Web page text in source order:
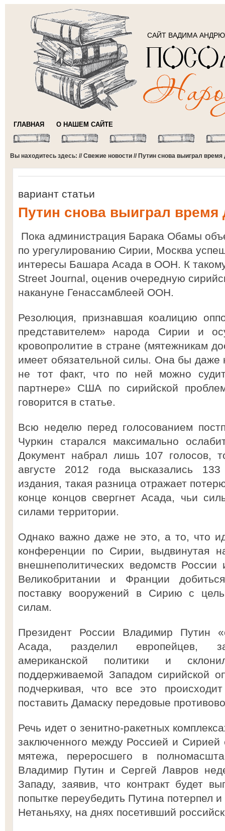
САЙТ ВАДИМА
ГЛАВНАЯ О НАШЕМ САЙТЕ
Вы находитесь здесь: //Свежие новости // Путин снова выиграл
вариант статьи
Путин снова выиграл время
Пока администрация Барака Обамы
по урегулированию Сирии, Москва
интересы Башара Асада в ООН. К
Street Journal, оценив очередную
накануне Генассамблеей ООН.
Резолюция, признавшая коалицию
представителем» народа Сирии и
кровопролитие в стране (мятежникам
имеет обязательной силы. Она бы даже
не тот факт, что по ней можно
партнере» США по сирийской
говорится в статье.
Всю неделю перед голосованием
Чуркин старался максимально
Документ набрал лишь 107 голосов,
августе 2012 года высказались
издания, такая разница отражает
конце концов свергнет Асада, чьи
силами территории.
Однако важно даже не это, а то, что
конференции по Сирии, выдвинутая
внешнеполитических ведомств
Великобритании и Франции
поставку вооружений в Сирию с
силам.
Президент России Владимир Путин
Асада, разделил европейцев,
американской политики и
поддерживаемой Западом сирийской
подчеркивая, что все это
поставить Дамаску передовые
Речь идет о зенитно-ракетных
заключенного между Россией и
мятежа, переросшего в
Владимир Путин и Сергей Лавров
Западу, заявив, что контракт будет
попытке переубедить Путина потерпел
Нетаньяху, на днях посетивший